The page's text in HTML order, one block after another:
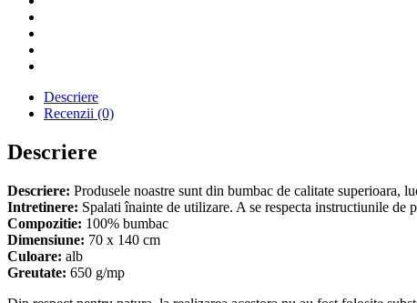
Descriere
Recenzii (0)
Descriere
Descriere: Produsele noastre sunt din bumbac de calitate superioara,
Intretinere: Spalati înainte de utilizare. A se respecta instructiunile de
Compozitie: 100% bumbac
Dimensiune: 70 x 140 cm
Culoare: alb
Greutate: 650 g/mp